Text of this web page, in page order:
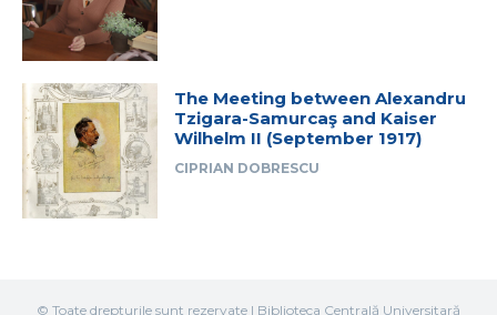
The Meeting between Alexandru
Tzigara-Samurcaş and Kaiser
Wilhelm II (September 1917)
CIPRIAN DOBRESCU
© Toate drepturile sunt rezervate | Biblioteca Centrală Universitară